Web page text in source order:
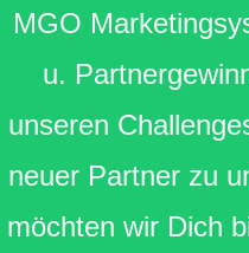
MGO
u.
unseren
neuer Partner zu
möchten wir Dich